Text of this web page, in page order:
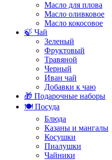
Масло для плова
Масло оливковое
Масло кокосовое
🍃 Чай
Зеленый
Фруктовый
Травяной
Черный
Иван чай
Добавки к чаю
🎁 Подарочные наборы
🍽️ Посуда
Блюда
Казаны и мангалы
Косушки
Пиалушки
Чайники